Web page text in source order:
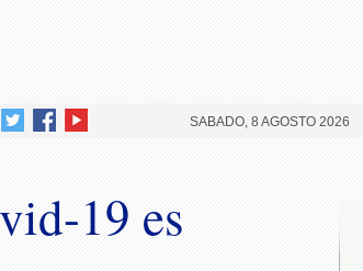
SABADO, 8 AGOSTO 2026
19 es